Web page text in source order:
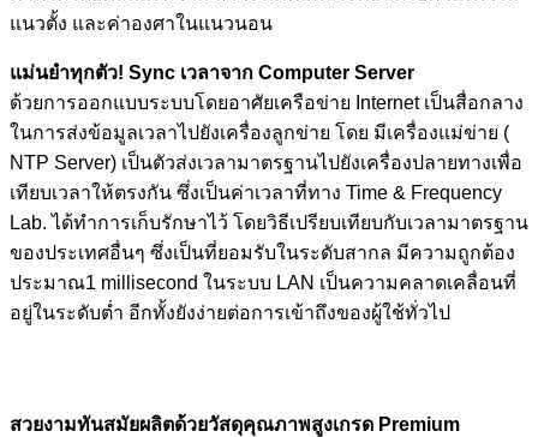
แนวตั้ง และค่าองศาในแนวนอน
แม่นยำทุกตัว! Sync เวลาจาก Computer Server
ด้วยการออกแบบระบบโดยอาศัยเครือข่าย Internet เป็นสื่อกลาง
ในการส่งข้อมูลเวลาไปยังเครื่องลูกข่าย โดย มีเครื่องแม่ข่าย (
NTP Server) เป็นตัวส่งเวลามาตรฐานไปยังเครื่องปลายทางเพื่อ
เทียบเวลาให้ตรงกัน ซึ่งเป็นค่าเวลาที่ทาง Time & Frequency
Lab. ได้ทำการเก็บรักษาไว้ โดยวิธีเปรียบเทียบกับเวลามาตรฐาน
ของประเทศอื่นๆ ซึ่งเป็นที่ยอมรับในระดับสากล มีความถูกต้อง
ประมาณ1 millisecond ในระบบ LAN เป็นความคลาดเคลื่อนที่
อยู่ในระดับต่ำ อีกทั้งยังง่ายต่อการเข้าถึงของผู้ใช้ทั่วไป
สวยงามทันสมัยผลิตด้วยวัสดุคุณภาพสูงเกรด Premium